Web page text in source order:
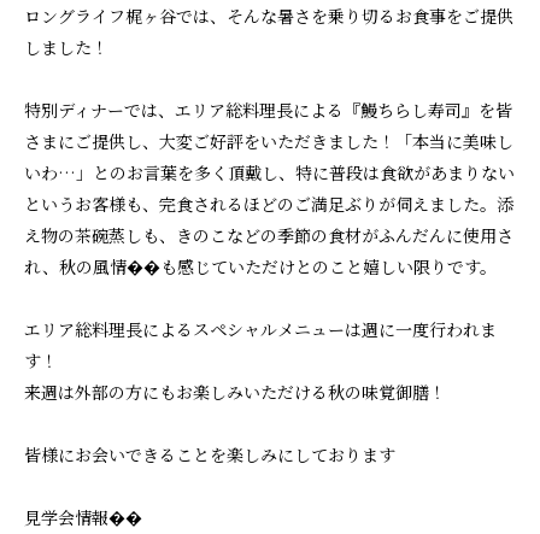
ロングライフ梶ヶ谷では、そんな暑さを乗り切るお食事をご提供
しました！
特別ディナーでは、エリア総料理長による『鰻ちらし寿司』を皆
さまにご提供し、大変ご好評をいただきました！「本当に美味し
いわ…」とのお言葉を多く頂戴し、特に普段は食欲があまりない
というお客様も、完食されるほどのご満足ぶりが伺えました。添
え物の茶碗蒸しも、きのこなどの季節の食材がふんだんに使用さ
れ、秋の風情��も感じていただけとのこと嬉しい限りです。
エリア総料理長によるスペシャルメニューは週に一度行われま
す！
来週は外部の方にもお楽しみいただける秋の味覚御膳！
皆様にお会いできることを楽しみにしております
見学会情報��